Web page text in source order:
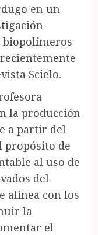
en un
biopolímeros
Scielo.
la producción
a partir del
propósito de
al uso de
del
alinea con los
la
el